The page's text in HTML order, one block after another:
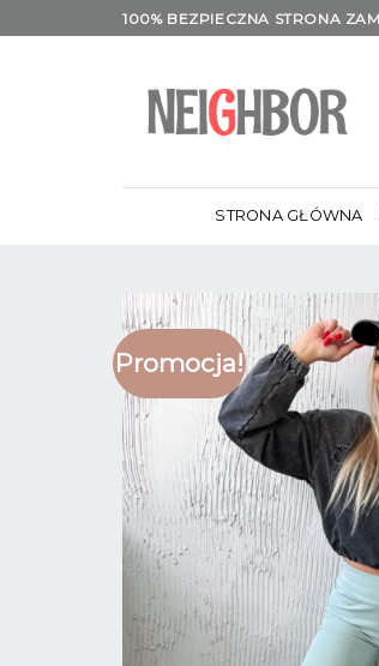
to
100% BEZPIECZNA STRONA
STRONA GŁÓWNA
Promocja!